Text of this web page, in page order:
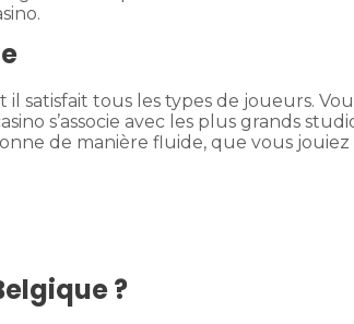
tous les types de joueurs.
s’associe avec les plus grands
de manière fluide, que vous
?